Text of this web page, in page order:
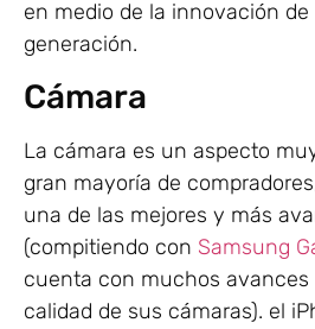
en medio de la innovación
generación.
Cámara
La cámara es un aspecto
gran mayoría de
una de las mejores y más
(compitiendo con Samsung
cuenta con muchos
calidad de sus cámaras). el